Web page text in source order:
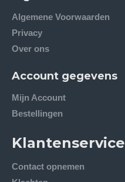
Algemene Voorwaarden
Privacy
Over ons
Account gegevens
Mijn Account
Bestellingen
Klantenservice
Contact opnemen